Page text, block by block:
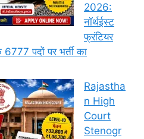
2026:
नॉर्थईस्ट
फ्रंटियर
पदों पर भर्ती का
Rajastha
n High
Court
Stenogr